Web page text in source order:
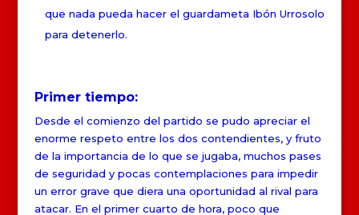
que nada pueda hacer el guardameta Ibón Urrosolo
para detenerlo.
Primer tiempo:
Desde el comienzo del partido se pudo apreciar el
enorme respeto entre los dos contendientes, y fruto
de la importancia de lo que se jugaba, muchos pases
de seguridad y pocas contemplaciones para impedir
un error grave que diera una oportunidad al rival para
atacar. En el primer cuarto de hora, poco que